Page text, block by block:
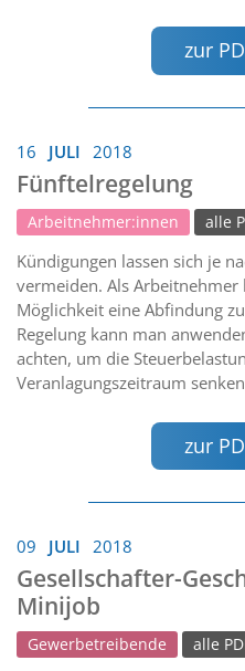
zur
16 JULI 2018
Fünftelregelung
Arbeitnehmer:innen alle
Kündigungen lassen sich je
vermeiden. Als
Möglichkeit eine Abfindung
Regelung kann man
achten, um die
Veranlagungszeitraum
zur
09 JULI 2018
Gesellschafter-
Minijob
Gewerbetreibende alle